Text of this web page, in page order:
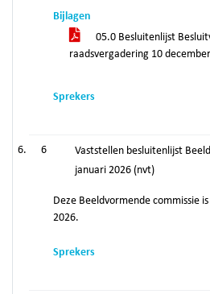
Bijlagen
05.0 Besluitenlijst
raadsvergadering 10
Sprekers
6
Vaststellen besluitenlijst
januari 2026 (nvt)
Deze Beeldvormende commissie
2026.
Sprekers